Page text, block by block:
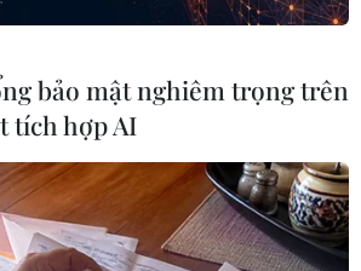
mắc COVID-19 nặng
bằng kỹ thuật ECMO
tuổi mắc COVID-19 nặng, đã được
điều trị hiện đại như thở máy, lọc
chạy ECMO, cuối cùng đã hồi
chiến đấu với "thần chết."
bảo mật nghiêm trọng trên
tích hợp AI